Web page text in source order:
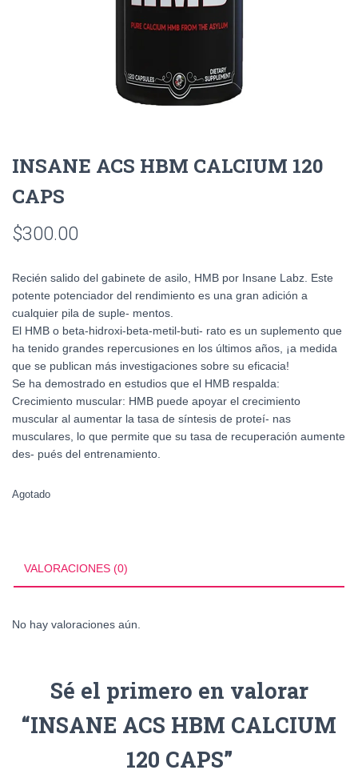
INSANE ACS HBM CALCIUM 120
CAPS
$300.00
Recién salido del gabinete de asilo, HMB por Insane Labz. Este
potente potenciador del rendimiento es una gran adición a
cualquier pila de suple- mentos.
El HMB o beta-hidroxi-beta-metil-buti- rato es un suplemento que
ha tenido grandes repercusiones en los últimos años, ¡a medida
que se publican más investigaciones sobre su eficacia!
Se ha demostrado en estudios que el HMB respalda:
Crecimiento muscular: HMB puede apoyar el crecimiento
muscular al aumentar la tasa de síntesis de proteí- nas
musculares, lo que permite que su tasa de recuperación aumente
des- pués del entrenamiento.
Agotado
VALORACIONES (0)
No hay valoraciones aún.
Sé el primero en valorar
“INSANE ACS HBM CALCIUM
120 CAPS”